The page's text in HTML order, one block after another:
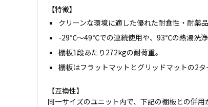
【特徴】
クリーンな環境に適した優れた耐食性・耐薬品
-29℃～49℃での連続使用や、93℃の熱湯洗浄
棚板1段あたり272kgの耐荷重。
棚板はフラットマットとグリッドマットの2タ
【互換性】
同一サイズのユニット内で、下記の棚板との併用